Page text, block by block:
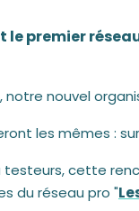
le premier
notre nouvel
les mêmes :
testeurs, cette
du réseau pro "